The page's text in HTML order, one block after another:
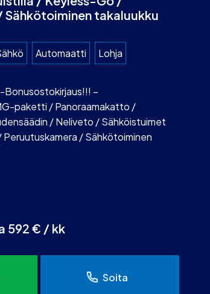
Sähkötoiminen takaluukku
Automaatti Lohja
–
paketti / Panoraamakatto /
/ Neliveto / Sähköistuimet
/ Sähkötoiminen
592 € / kk
Soita